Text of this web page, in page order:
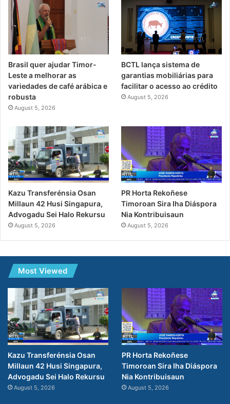
Brasil quer ajudar Timor-
Leste a melhorar as
variedades de café arábica e
robusta
August 5, 2026
BCTL lança sistema de
garantias mobiliárias para
facilitar o acesso ao crédito
August 5, 2026
Kazu Transferénsia Osan
Millaun 42 Husi Singapura,
Advogadu Sei Halo Rekursu
August 5, 2026
PR Horta Rekoñese
Timoroan Sira Iha Diáspora
Nia Kontribuisaun
August 5, 2026
Most Viewed
Kazu Transferénsia Osan
Millaun 42 Husi Singapura,
Advogadu Sei Halo Rekursu
August 5, 2026
PR Horta Rekoñese
Timoroan Sira Iha Diáspora
Nia Kontribuisaun
August 5, 2026